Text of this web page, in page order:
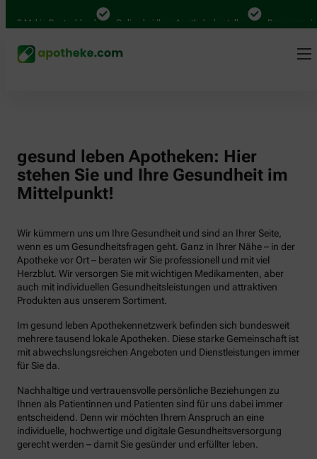
Mal in Deutschland Online bei Ihrer Apotheke bestellen Bequem
gesund leben Apotheken: Hier
stehen Sie und Ihre Gesundheit im
Mittelpunkt!
Wir kümmern uns um Ihre Gesundheit und sind an Ihrer Seite,
wenn es um Gesundheitsfragen geht. Ganz in Ihrer Nähe – in der
Apotheke vor Ort – beraten wir Sie professionell und mit viel
Herzblut. Wir versorgen Sie mit wichtigen Medikamenten, aber
auch mit individuellen Gesundheitsleistungen und attraktiven
Produkten aus unserem Sortiment.
Im gesund leben Apothekennetzwerk befinden sich bundesweit
mehrere tausend lokale Apotheken. Diese starke Gemeinschaft ist
mit abwechslungsreichen Angeboten und Dienstleistungen immer
für Sie da.
Nachhaltige und vertrauensvolle persönliche Beziehungen zu
Ihnen als Patientinnen und Patienten sind für uns dabei immer
entscheidend. Denn wir möchten Ihrem Anspruch an eine
individuelle, hochwertige und digitale Gesundheitsversorgung
gerecht werden – damit Sie gesünder und erfüllter leben.